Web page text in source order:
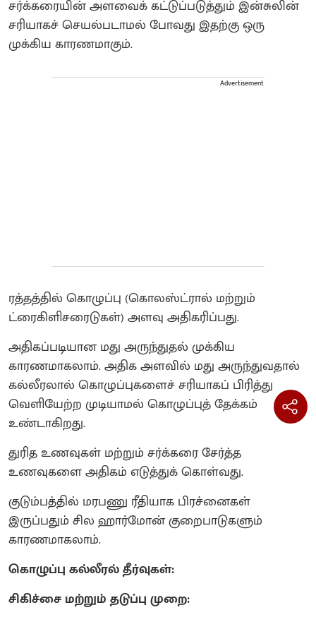
சர்க்கரையின் அளவைக் கட்டுப்படுத்தும் இன்சுலின்
சரியாகச் செயல்படாமல் போவது இதற்கு ஒரு
முக்கிய காரணமாகும்.
Advertisement
ரத்தத்தில் கொழுப்பு (கொலஸ்ட்ரால் மற்றும்
ட்ரைகிளிசரைடுகள்) அளவு அதிகரிப்பது.
அதிகப்படியான மது அருந்துதல் முக்கிய
காரணமாகலாம். அதிக அளவில் மது அருந்துவதால்
கல்லீரலால் கொழுப்புகளைச் சரியாகப் பிரித்து
வெளியேற்ற முடியாமல் கொழுப்புத் தேக்கம்
உண்டாகிறது.
துரித உணவுகள் மற்றும் சர்க்கரை சேர்த்த
உணவுகளை அதிகம் எடுத்துக் கொள்வது.
குடும்பத்தில் மரபணு ரீதியாக பிரச்னைகள்
இருப்பதும் சில ஹார்மோன் குறைபாடுகளும்
காரணமாகலாம்.
கொழுப்பு கல்லீரல் தீர்வுகள்:
சிகிச்சை மற்றும் தடுப்பு முறை: